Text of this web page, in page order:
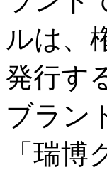
ルは、
発行す
ブラン
「瑞